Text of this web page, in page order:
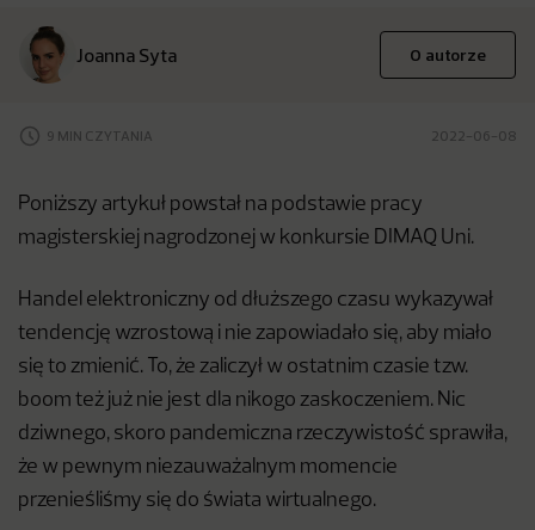
Joanna Syta O autorze
9 MIN CZYTANIA 2022-06-08
Poniższy artykuł powstał na podstawie pracy
magisterskiej nagrodzonej w konkursie DIMAQ Uni.
Handel elektroniczny od dłuższego czasu wykazywał
tendencję wzrostową i nie zapowiadało się, aby miało
się to zmienić. To, że zaliczył w ostatnim czasie tzw.
boom też już nie jest dla nikogo zaskoczeniem. Nic
dziwnego, skoro pandemiczna rzeczywistość sprawiła,
że w pewnym niezauważalnym momencie
przenieśliśmy się do świata wirtualnego.